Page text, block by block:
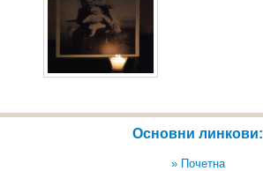
Основни линкови:
» Почетна